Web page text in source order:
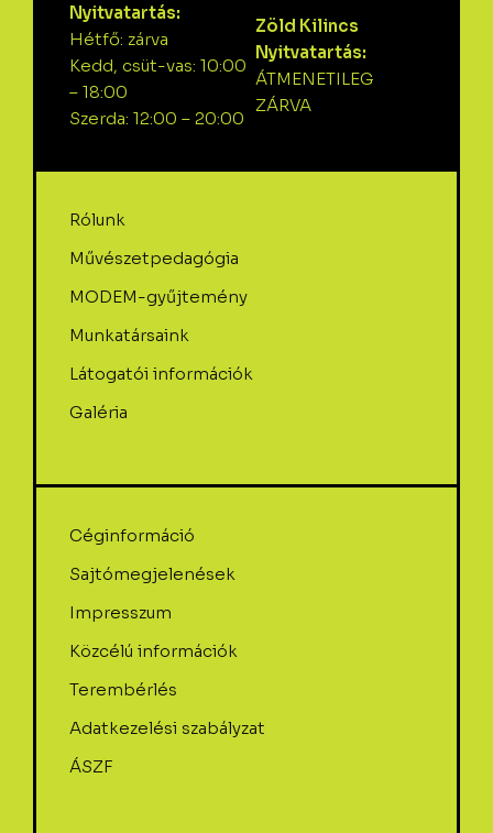
Nyitvatartás:
Hétfő: zárva
Kedd, csüt-vas: 10:00
– 18:00
Szerda: 12:00 – 20:00
Zöld Kilincs
Nyitvatartás:
ÁTMENETILEG
ZÁRVA
Rólunk
Művészetpedagógia
MODEM-gyűjtemény
Munkatársaink
Látogatói információk
Galéria
Céginformáció
Sajtómegjelenések
Impresszum
Közcélú információk
Terembérlés
Adatkezelési szabályzat
ÁSZF